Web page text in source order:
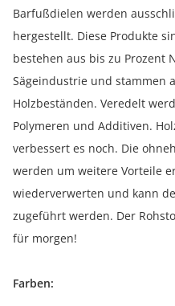
Barfußdielen werden
hergestellt. Diese Produkte
bestehen aus bis zu Prozent
Sägeindustrie und stammen
Holzbeständen. Veredelt
Polymeren und Additiven.
verbessert es noch. Die
werden um weitere Vorteile
wiederverwerten und kann
zugeführt werden. Der
für morgen!
Farben: